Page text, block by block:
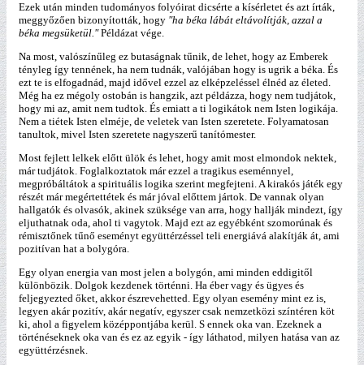
Ezek után minden tudományos folyóirat dicsérte a kísérletet és azt írták,
meggyőzően bizonyították, hogy "ha béka lábát eltávolítják, azzal a
béka megsüketül."Példázat vége.
Na most, valószínűleg ez butaságnak tűnik, de lehet, hogy az Emberek
tényleg így tennének, ha nem tudnák, valójában hogy is ugrik a béka. És
ezt te is elfogadnád, majd idővel ezzel az elképzeléssel élnéd az életed.
Még ha ez mégoly ostobán is hangzik, azt példázza, hogy nem tudjátok,
hogy mi az, amit nem tudtok. És emiatt a ti logikátok nem Isten logikája.
Nem a tiétek Isten elméje, de veletek van Isten szeretete. Folyamatosan
tanultok, mivel Isten szeretete nagyszerű tanítómester.
Most fejlett lelkek előtt ülök és lehet, hogy amit most elmondok nektek,
már tudjátok. Foglalkoztatok már ezzel a tragikus eseménnyel,
megpróbáltátok a spirituális logika szerint megfejteni. A kirakós játék egy
részét már megértettétek és már jóval előttem jártok. De vannak olyan
hallgatók és olvasók, akinek szüksége van arra, hogy hallják mindezt, így
eljuthatnak oda, ahol ti vagytok. Majd ezt az egyébként szomorúnak és
rémisztőnek tűnő eseményt együttérzéssel teli energiává alakítják át, ami
pozitívan hat a bolygóra.
Egy olyan energia van most jelen a bolygón, ami minden eddigitől
különbözik. Dolgok kezdenek történni. Ha éber vagy és ügyes és
feljegyezted őket, akkor észrevehetted. Egy olyan esemény mint ez is,
legyen akár pozitív, akár negatív, egyszer csak nemzetközi színtéren köt
ki, ahol a figyelem középpontjába kerül. S ennek oka van. Ezeknek a
történéseknek oka van és ez az egyik - így láthatod, milyen hatása van az
együttérzésnek.